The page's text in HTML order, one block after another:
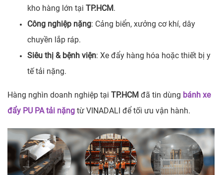
kho hàng lớn tại TP.HCM.
Công nghiệp nặng: Cảng biển, xưởng cơ khí, dây
chuyền lắp ráp.
Siêu thị & bệnh viện: Xe đẩy hàng hóa hoặc thiết bị y
tế tải nặng.
Hàng nghìn doanh nghiệp tại TP.HCM đã tin dùng bánh xe
đẩy PU PA tải nặng từ VINADALI để tối ưu vận hành.